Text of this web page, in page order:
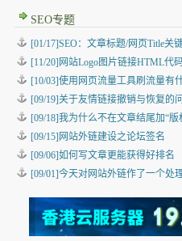
SEO专题
[01/17]SEO：文章标题/网页Title关
[11/20]网站Logo图片链接HTML代
[10/03]使用网页流量工具刷流量有
[09/19]关于友情链接撤销与恢复的
[09/18]我为什么不在文章结尾加“版
[09/15]网站外链建设之论坛签名
[09/06]如何写文章更能获得好排名
[09/01]今天对网站外链作了一个处